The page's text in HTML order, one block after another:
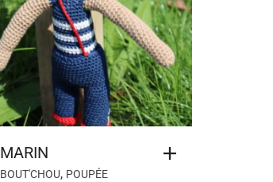
MARIN
BOUT'CHOU, POUPÉE